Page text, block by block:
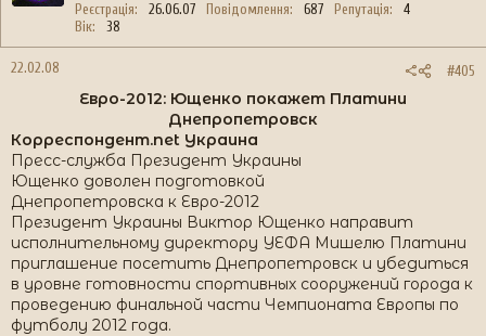
Реєстрація 26.06.07 Повідомлення 687 Репутація
4
Вік
38
22.02.08 #405
Евро-2012: Ющенко покажет Платини
Днепропетровск​
Корреспондент.net Украина
Пресс-служба Президент Украины
Ющенко доволен подготовкой
Днепропетровска к Евро-2012
Президент Украины Виктор Ющенко направит
исполнительному директору УЕФА Мишелю Платини
приглашение посетить Днепропетровск и убедиться
в уровне готовности спортивных сооружений города к
проведению финальной части Чемпионата Европы по
футболу 2012 года.